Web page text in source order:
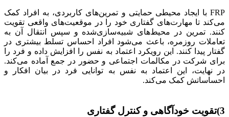
FRP با ایجاد محیطی حمایتی و تمرین‌های کاربردی، به افراد کمک
می‌کند تا مهارت‌های گفتاری خود را در موقعیت‌های واقعی تقویت
کنند. تمرین در محیط‌های شبیه‌سازی‌شده و سپس انتقال آن به
تعاملات روزمره، باعث می‌شود افراد احساس تسلط بیشتری در
گفتار پیدا کنند. این رویکرد اعتماد به نفس را افزایش داده و فرد را
برای شرکت در مکالمات اجتماعی و حضور در جمع آماده می‌کند.
در نهایت، این اعتماد به نفس به توانایی فرد در بیان افکار و
احساساتش کمک می‌کند.
3)تقویت خودآگاهی و کنترل گفتاری